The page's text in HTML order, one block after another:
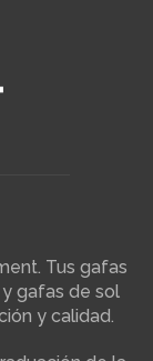
Tus gafas
gafas de sol
y calidad.